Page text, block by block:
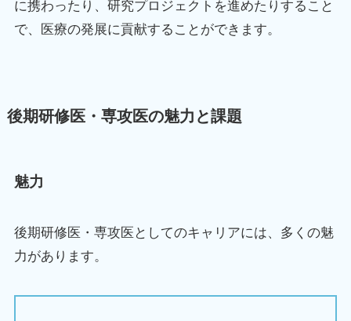
に携わったり、研究プロジェクトを進めたりすること
で、医療の発展に貢献することができます。
後期研修医・専攻医の魅力と課題
魅力
後期研修医・専攻医としてのキャリアには、多くの魅
力があります。